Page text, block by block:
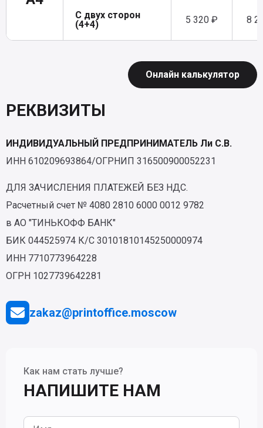
С двух сторон
(4+4)
5 320 ₽ 8
Онлайн калькулятор
РЕКВИЗИТЫ
ИНДИВИДУАЛЬНЫЙ ПРЕДПРИНИМАТЕЛЬ Ли С.В.
ИНН 610209693864/ОГРНИП 316500900052231
ДЛЯ ЗАЧИСЛЕНИЯ ПЛАТЕЖЕЙ БЕЗ НДС.
Расчетный счет № 4080 2810 6000 0012 9782
в АО "ТИНЬКОФФ БАНК"
БИК 044525974 К/С 30101810145250000974
ИНН 7710773964228
ОГРН 1027739642281
zakaz@printoffice.moscow
Как нам стать лучше?
НАПИШИТЕ НАМ